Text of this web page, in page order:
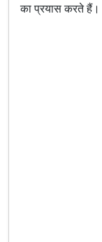
का प्रयास करते हैं।